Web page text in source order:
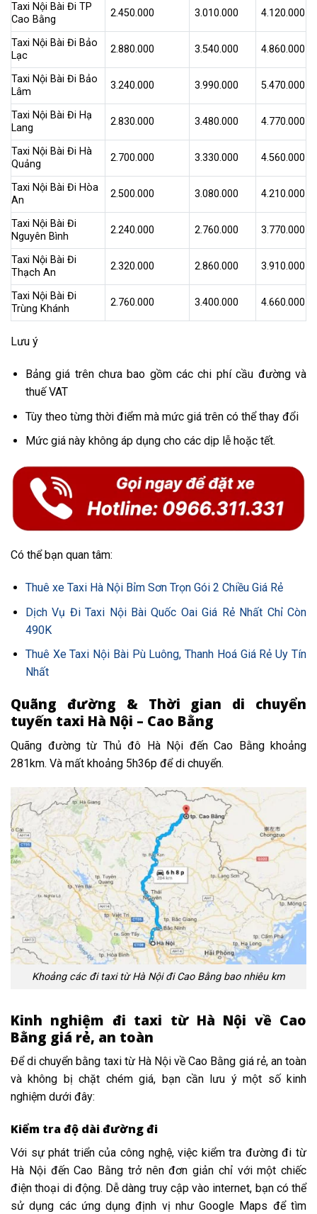
Taxi Nội Bài Đi TP
Cao Bằng
2.450.000 3.010.000 4.120.000
Taxi Nội Bài Đi Bảo
Lạc
2.880.000 3.540.000 4.860.000
Taxi Nội Bài Đi Bảo
Lâm
3.240.000 3.990.000 5.470.000
Taxi Nội Bài Đi Hạ
Lang
2.830.000 3.480.000 4.770.000
Taxi Nội Bài Đi Hà
Quảng
2.700.000 3.330.000 4.560.000
Taxi Nội Bài Đi Hòa
An
2.500.000 3.080.000 4.210.000
Taxi Nội Bài Đi
Nguyên Bình
2.240.000 2.760.000 3.770.000
Taxi Nội Bài Đi
Thạch An
2.320.000 2.860.000 3.910.000
Taxi Nội Bài Đi
Trùng Khánh
2.760.000 3.400.000 4.660.000
Lưu ý
Bảng giá trên chưa bao gồm các chi phí cầu đường và
thuế VAT
Tùy theo từng thời điểm mà mức giá trên có thể thay đổi
Mức giá này không áp dụng cho các dịp lễ hoặc tết.
Có thể bạn quan tâm:
Thuê xe Taxi Hà Nội Bỉm Sơn Trọn Gói 2 Chiều Giá Rẻ
Dịch Vụ Đi Taxi Nội Bài Quốc Oai Giá Rẻ Nhất Chỉ Còn
490K
Thuê Xe Taxi Nội Bài Pù Luông, Thanh Hoá Giá Rẻ Uy Tín
Nhất
Quãng đường & Thời gian di chuyển
tuyến taxi Hà Nội – Cao Bằng
Quãng đường từ Thủ đô Hà Nội đến Cao Bằng khoảng
281km. Và mất khoảng 5h36p để di chuyển.
Khoảng các đi taxi từ Hà Nội đi Cao Bằng bao nhiêu km
Kinh nghiệm đi taxi từ Hà Nội về Cao
Bằng giá rẻ, an toàn
Để di chuyển bằng taxi từ Hà Nội về Cao Bằng giá rẻ, an toàn
và không bị chặt chém giá, bạn cần lưu ý một số kinh
nghiệm dưới đây:
Kiểm tra độ dài đường đi
Với sự phát triển của công nghệ, việc kiểm tra đường đi từ
Hà Nội đến Cao Bằng trở nên đơn giản chỉ với một chiếc
điện thoại di động. Dễ dàng truy cập vào internet, bạn có thể
sử dụng các ứng dụng định vị như Google Maps để tìm